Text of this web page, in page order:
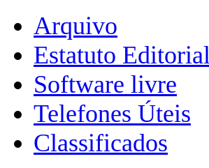
Arquivo
Estatuto Editorial
Software livre
Telefones Úteis
Classificados